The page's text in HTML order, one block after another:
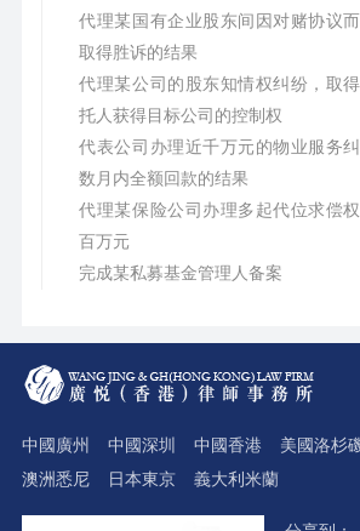
代理某国有企业股东间因对赌协议
取得胜诉的结果
代理某公司的股东知情权纠纷，取
托人获得目标公司的控制权
代表公司办理近千万元的物业服务
数月内全额回款的结果
代理某保险公司办理多起代位求偿
百万元
完成某私募基金管理人备案
中國廣州 中國深圳 中國香港 美國洛杉
澳洲悉尼
日本東京 義大利米蘭